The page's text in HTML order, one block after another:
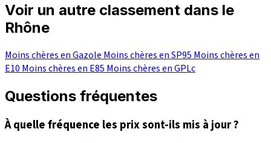
Voir un autre classement dans le
Rhône
Moins chères en Gazole Moins chères en SP95 Moins chères en
E10 Moins chères en E85 Moins chères en GPLc
Questions fréquentes
À quelle fréquence les prix sont-ils mis à jour ?